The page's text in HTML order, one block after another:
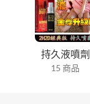
持久液噴劑
15 商品